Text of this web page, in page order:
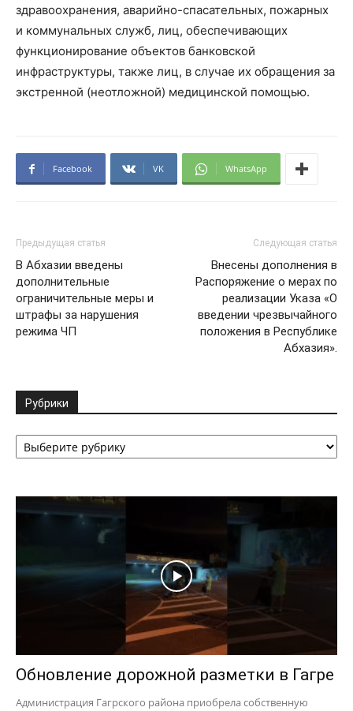
здравоохранения, аварийно-спасательных, пожарных
и коммунальных служб, лиц, обеспечивающих
функционирование объектов банковской
инфраструктуры, также лиц, в случае их обращения за
экстренной (неотложной) медицинской помощью.
Facebook VK WhatsApp
Предыдущая статья
В Абхазии введены
дополнительные
ограничительные меры и
штрафы за нарушения
режима ЧП
Следующая статья
Внесены дополнения в
Распоряжение о мерах по
реализации Указа «О
введении чрезвычайного
положения в Республике
Абхазия».
Рубрики
Рубрики
Обновление дорожной разметки в Гагре
Администрация Гагрского района приобрела собственную